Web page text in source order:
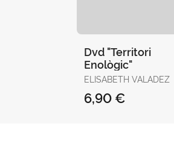
Dvd "Territori
Enològic"
ELISABETH VALADEZ
6,90 €